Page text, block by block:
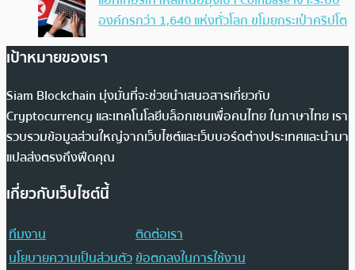
องค์กรกว่า 1,640 แห่งทั่วโลก ขโมยกระเป๋าคริปโต
เป้าหมายของเรา
Siam Blockchain มุ่งมั่นที่จะช่วยนำเสนอสารเกี่ยวกับ
Cryptocurrency และเทคโนโลยีบล็อกเชนเพื่อคนไทย ในภาษาไทย เรา
รวบรวมข้อมูลส่วนใหญ่จากเว็บไซต์และเว็บบอร์ดต่างประเทศและนำมา
แปลส่งตรงถึงฟีดคุณ
เกี่ยวกับเว็บไซต์นี้
ทีมงาน
ติดต่อเรา
นโยบายความเป็นส่วนตัวข้อตกลงในการใช้งาน